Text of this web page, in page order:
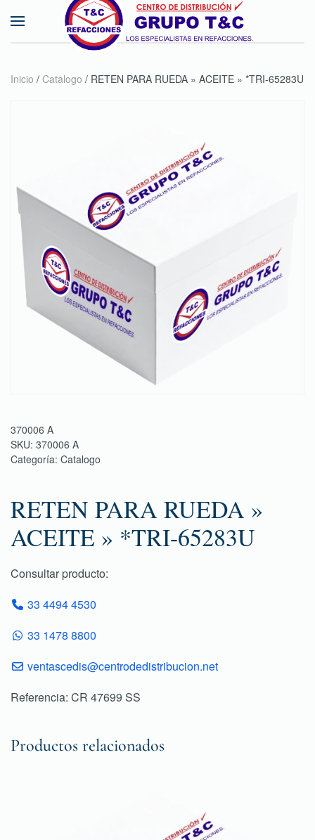
Skip to main content
Inicio / Catalogo / RETEN PARA RUEDA » ACEITE » *TRI-65283U
370006 A
SKU: 370006 A
Categoría: Catalogo
RETEN PARA RUEDA »
ACEITE » *TRI-65283U
Consultar producto:
33 4494 4530
33 1478 8800
ventascedis@centrodedistribucion.net
Referencia: CR 47699 SS
Productos relacionados